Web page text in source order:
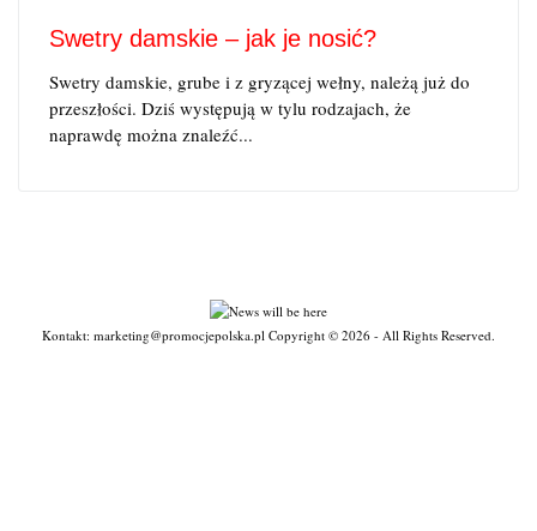
Swetry damskie – jak je nosić?
Swetry damskie, grube i z gryzącej wełny, należą już do
przeszłości. Dziś występują w tylu rodzajach, że
naprawdę można znaleźć...
Kontakt: marketing@promocjepolska.pl Copyright © 2026 - All Rights Reserved.